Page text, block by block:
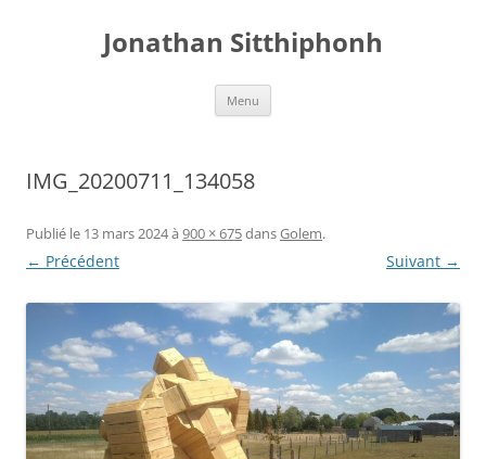
Jonathan Sitthiphonh
Menu
IMG_20200711_134058
Publié le 13 mars 2024à 900 × 675dansGolem.
← Précédent Suivant →